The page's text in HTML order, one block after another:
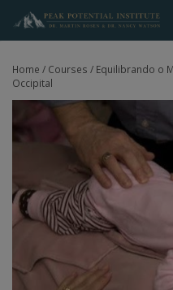
content
Home / Courses / Equilibrando o
Occipital